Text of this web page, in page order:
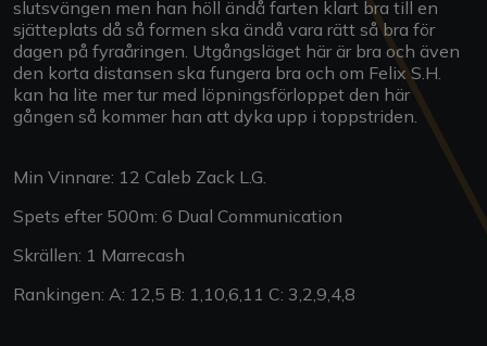
slutsvängen men han höll ändå farten klart bra till en
sjätteplats då så formen ska ändå vara rätt så bra för
dagen på fyraåringen. Utgångsläget här är bra och även
den korta distansen ska fungera bra och om Felix S.H.
kan ha lite mer tur med löpningsförloppet den här
gången så kommer han att dyka upp i toppstriden.
Min Vinnare: 12 Caleb Zack L.G.
Spets efter 500m: 6 Dual Communication
Skrällen: 1 Marrecash
Rankingen: A: 12,5 B: 1,10,6,11 C: 3,2,9,4,8